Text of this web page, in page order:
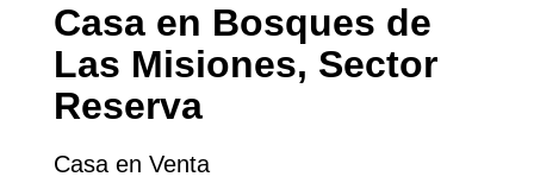
Casa en Bosques de
Las Misiones, Sector
Reserva
Casa en Venta